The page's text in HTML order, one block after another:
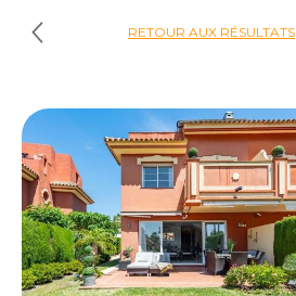
RETOUR AUX RÉSULTATS